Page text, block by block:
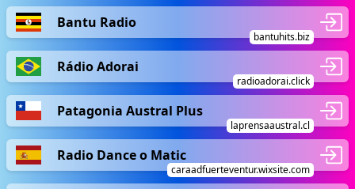
Bantu Radio
bantuhits.biz
Rádio Adorai
radioadorai.click
Patagonia Austral Plus
laprensaaustral.cl
Radio Dance o Matic
caraadfuerteventur.wixsite.com